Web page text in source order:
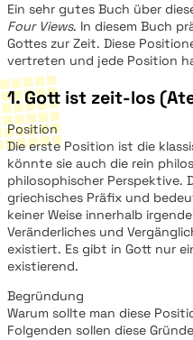
Ein sehr gutes Buch über
Four Views. In diesem Buch
Gottes zur Zeit. Diese
vertreten und jede Position
1. Gott ist zeit-los
Position
Die erste Position ist die
könnte sie auch die rein
philosophischer Perspektive.
griechisches Präfix und
keiner Weise innerhalb
Veränderliches und
existiert. Es gibt in Gott nur
existierend.
Begründung
Warum sollte man diese
Folgenden sollen diese